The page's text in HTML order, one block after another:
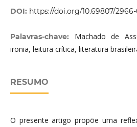
DOI: https://doi.org/10.69807/2966-
Palavras-chave: Machado de
ironia, leitura crítica, literatura
RESUMO
O presente artigo propõe uma